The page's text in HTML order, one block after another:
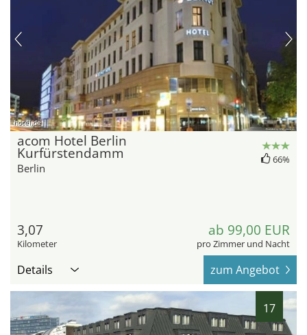
hotel.de
acom Hotel Berlin
Kurfürstendamm
Berlin
66%
3,07
Kilometer
ab 99,00 EUR
pro Zimmer und Nacht
Details zum Angebot
17